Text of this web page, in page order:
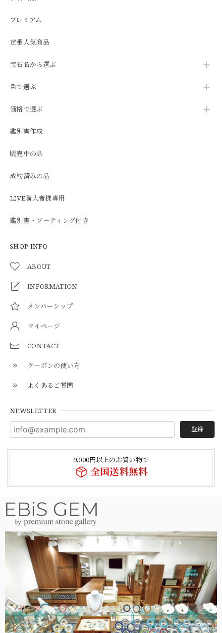
プレミアム
定番人気商品
宝石名から選ぶ
色で選ぶ
価格で選ぶ
鑑別書作成
販売中の品
成約済みの品
LIVE購入者様専用
鑑別書・ソーティング付き
SHOP INFO
ABOUT
INFORMATION
メンバーシップ
マイページ
CONTACT
クーポンの使い方
よくあるご質問
NEWSLETTER
登録
9,000円以上のお買い物で
全国送料無料